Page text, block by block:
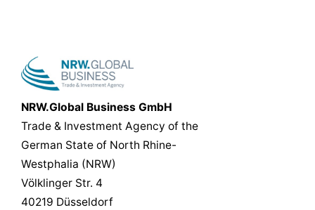
NRW.Global Business GmbH
Trade & Investment Agency of the
German State of North Rhine-
Westphalia (NRW)
Völklinger Str. 4
40219 Düsseldorf